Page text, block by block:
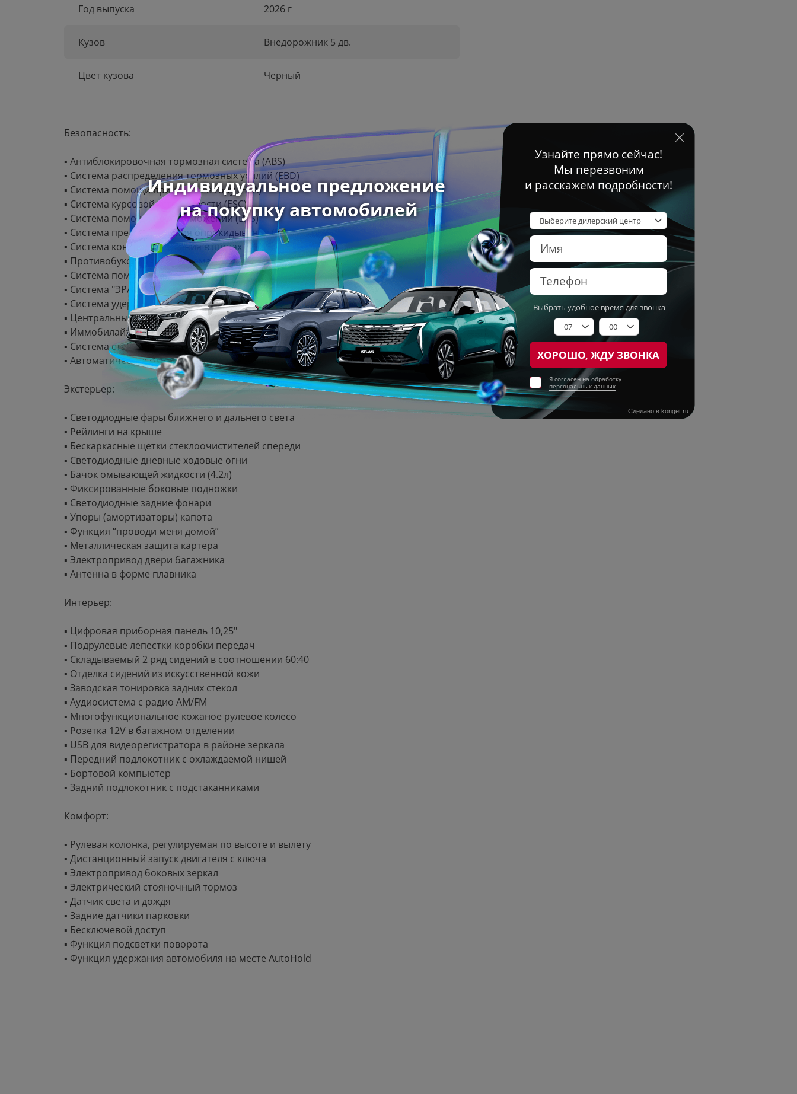
Год выпуска 2026 г
Кузов Внедорожник 5 дв.
Цвет кузова Черный
Безопасность:
▪ Антиблокировочная тормозная система (ABS)
▪ Система распределения тормозных усилий (EBD)
▪ Система помощи при старте в гору (HSA)
▪ Система курсовой устойчивости (ESC)
▪ Система помощи при торможении (BAS)
▪ Система предотвращения опрокидывания (RMI)
▪ Система контроля давления в шинах (TPMS)
▪ Противобуксовочная система (TCS)
▪ Система помощи при спуске с горы (HDC)
▪ Система "ЭРА-ГЛОНАСС"
▪ Система удержания детских кресел ISOFIX на 2 ряду
▪ Центральный замок
▪ Иммобилайзер
▪ Система стабилизации в повороте (CBC)
▪ Автоматическое отпирание всех дверей при аварии
Экстерьер:
▪ Светодиодные фары ближнего и дальнего света
▪ Рейлинги на крыше
▪ Бескаркасные щетки стеклоочистителей спереди
▪ Светодиодные дневные ходовые огни
▪ Бачок омывающей жидкости (4.2л)
▪ Фиксированные боковые подножки
▪ Светодиодные задние фонари
▪ Упоры (амортизаторы) капота
▪ Функция “проводи меня домой”
▪ Металлическая защита картера
▪ Электропривод двери багажника
▪ Антенна в форме плавника
Интерьер:
▪ Цифровая приборная панель 10,25"
▪ Подрулевые лепестки коробки передач
▪ Складываемый 2 ряд сидений в соотношении 60:40
▪ Отделка сидений из искусственной кожи
▪ Заводская тонировка задних стекол
▪ Аудиосистема с радио AM/FM
▪ Многофункциональное кожаное рулевое колесо
▪ Розетка 12V в багажном отделении
▪ USB для видеорегистратора в районе зеркала
▪ Передний подлокотник с охлаждаемой нишей
▪ Бортовой компьютер
▪ Задний подлокотник с подстаканниками
Комфорт:
▪ Рулевая колонка, регулируемая по высоте и вылету
▪ Дистанционный запуск двигателя с ключа
▪ Электропривод боковых зеркал
▪ Электрический стояночный тормоз
▪ Датчик света и дождя
▪ Задние датчики парковки
▪ Бесключевой доступ
▪ Функция подсветки поворота
▪ Функция удержания автомобиля на месте AutoHold